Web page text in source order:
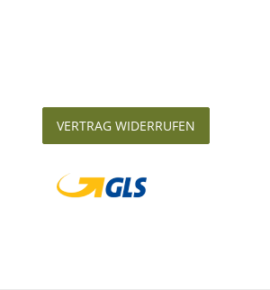
VERTRAG WIDERRUFEN